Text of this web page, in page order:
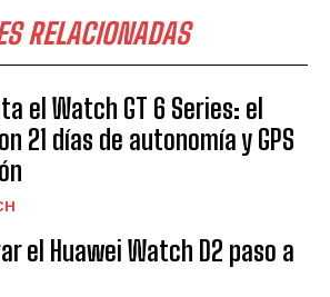
RELACIONADAS
el Watch GT 6 Series: el
21 días de autonomía y GPS
el Huawei Watch D2 paso a